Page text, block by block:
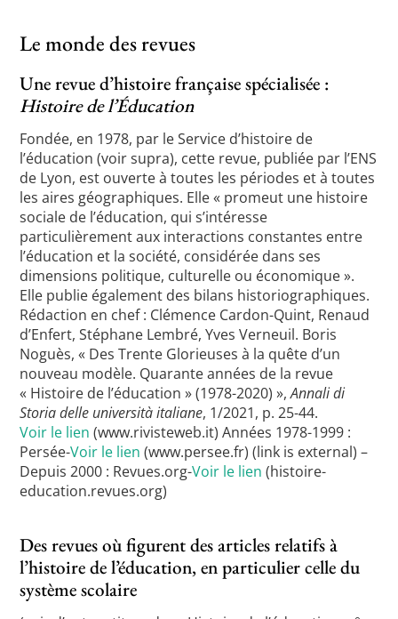
Le monde des revues
Une revue d’histoire française spécialisée :
Histoire de l’Éducation
Fondée, en 1978, par le Service d’histoire de
l’éducation (voir supra), cette revue, publiée par l’ENS
de Lyon, est ouverte à toutes les périodes et à toutes
les aires géographiques. Elle « promeut une histoire
sociale de l’éducation, qui s’intéresse
particulièrement aux interactions constantes entre
l’éducation et la société, considérée dans ses
dimensions politique, culturelle ou économique ».
Elle publie également des bilans historiographiques.
Rédaction en chef : Clémence Cardon-Quint, Renaud
d’Enfert, Stéphane Lembré, Yves Verneuil. Boris
Noguès, « Des Trente Glorieuses à la quête d’un
nouveau modèle. Quarante années de la revue
« Histoire de l’éducation » (1978-2020) »,Annali di
Storia delle università italiane, 1/2021, p. 25-44.
Voir le lien (www.rivisteweb.it) Années 1978-1999 :
Persée-Voir le lien (www.persee.fr) (link is external) –
Depuis 2000 : Revues.org-Voir le lien (histoire-
education.revues.org)
Des revues où figurent des articles relatifs à
l’histoire de l’éducation, en particulier celle du
système scolaire